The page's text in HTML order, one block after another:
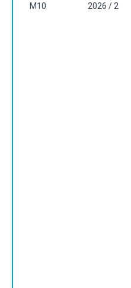
M10 2026 / 2